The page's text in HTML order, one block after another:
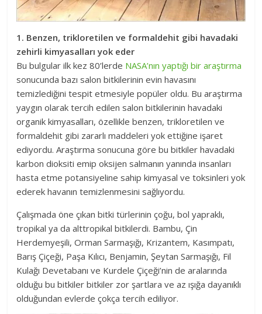
1. Benzen, trikloretilen ve formaldehit gibi havadaki
zehirli kimyasalları yok eder
Bu bulgular ilk kez 80’lerde NASA’nın yaptığı bir araştırma
sonucunda bazı salon bitkilerinin evin havasını
temizlediğini tespit etmesiyle popüler oldu. Bu araştırma
yaygın olarak tercih edilen salon bitkilerinin havadaki
organik kimyasalları, özellikle benzen, trikloretilen ve
formaldehit gibi zararlı maddeleri yok ettiğine işaret
ediyordu. Araştırma sonucuna göre bu bitkiler havadaki
karbon dioksiti emip oksijen salmanın yanında insanları
hasta etme potansiyeline sahip kimyasal ve toksinleri yok
ederek havanın temizlenmesini sağlıyordu.
Çalışmada öne çıkan bitki türlerinin çoğu, bol yapraklı,
tropikal ya da alttropikal bitkilerdi. Bambu, Çin
Herdemyeşili, Orman Sarmaşığı, Krizantem, Kasımpatı,
Barış Çiçeği, Paşa Kılıcı, Benjamin, Şeytan Sarmaşığı, Fil
Kulağı Devetabanı ve Kurdele Çiçeği’nin de aralarında
olduğu bu bitkiler bitkiler zor şartlara ve az ışığa dayanıklı
olduğundan evlerde çokça tercih ediliyor.